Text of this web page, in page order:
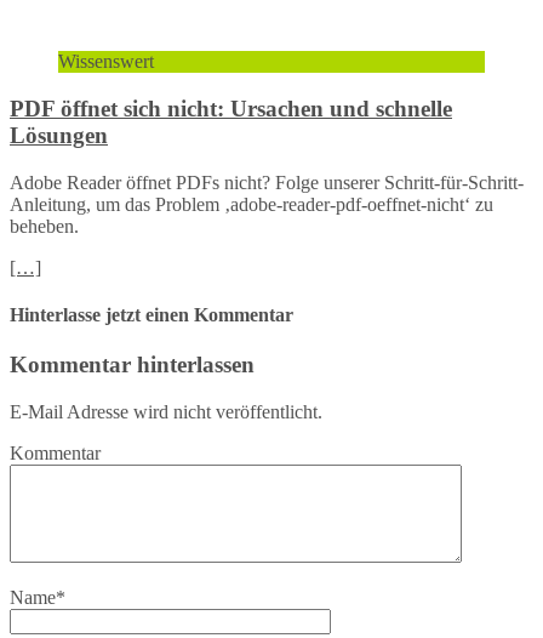
Wissenswert
PDF öffnet sich nicht: Ursachen und schnelle
Lösungen
Adobe Reader öffnet PDFs nicht? Folge unserer Schritt-für-Schritt-
Anleitung, um das Problem ‚adobe-reader-pdf-oeffnet-nicht‘ zu
beheben.
[…]
Hinterlasse jetzt einen Kommentar
Kommentar hinterlassen
E-Mail Adresse wird nicht veröffentlicht.
Kommentar
Name*